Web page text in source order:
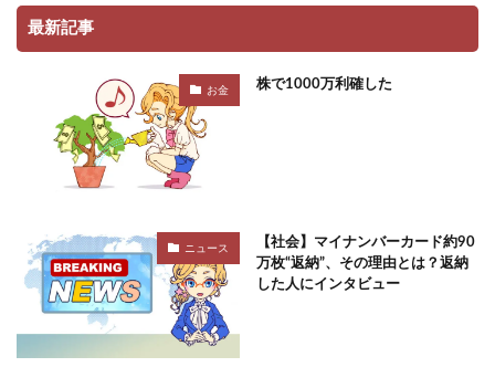
最新記事
お金 株で1000万利確した
ニュース
【社会】マイナンバーカード約90
万枚“返納”、その理由とは？返納
した人にインタビュー